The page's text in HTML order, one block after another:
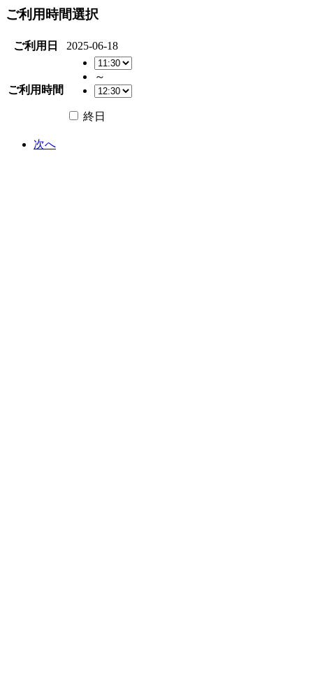
ご利用時間選択
ご利用日 2025-06-18
ご利用時間
～
終日
次へ